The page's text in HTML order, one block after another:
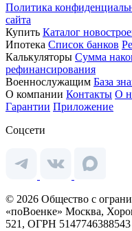
Политика
сайта
Купить Каталог
Ипотека Список банков
Калькуляторы Сумма
рефинансирования
Военнослужащим База
О компании Контакты О
Гарантии Приложение
Соцсети
© 2026 Общество с
«поВоенке» Москва,
521, ОГРН